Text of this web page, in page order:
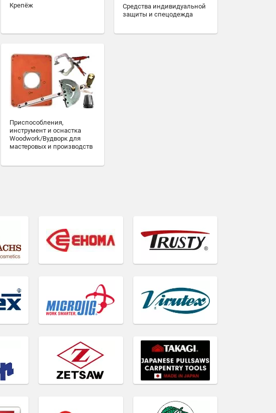
Крепёж
Средства индивидуальной
защиты и спецодежда
Приспособления,
инструмент и оснастка
Woodwork/Вудворк для
мастеровых и производств